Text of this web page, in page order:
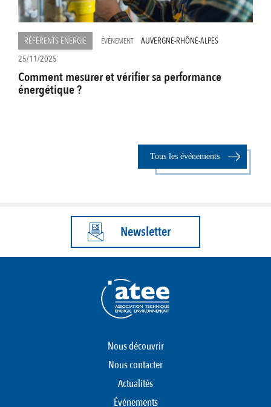
RÉFÉRENTS ENERGIE ÉVÉNEMENT
AUVERGNE-RHÔNE-ALPES
25/11/2025
Comment mesurer et vérifier sa performance
énergétique ?
Tous les événements
Newsletter
Nous découvrir
Nous contacter
Actualités
Événements